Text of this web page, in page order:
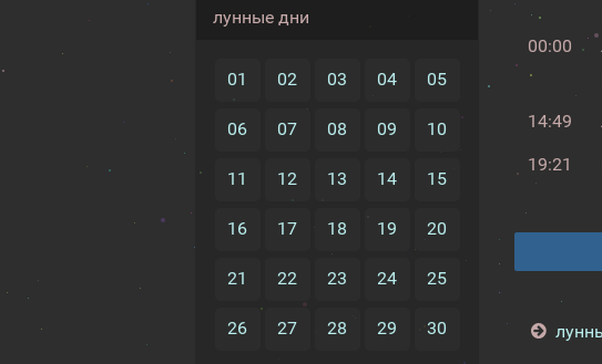
лунные дни
01 02 03 04 05
06 07 08 09 10
11 12 13 14 15
16 17 18 19 20
21 22 23 24 25
26 27 28 29 30
00:00
14:49
19:21